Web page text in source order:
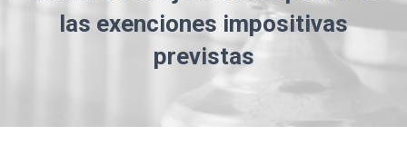
las exenciones impositivas
previstas